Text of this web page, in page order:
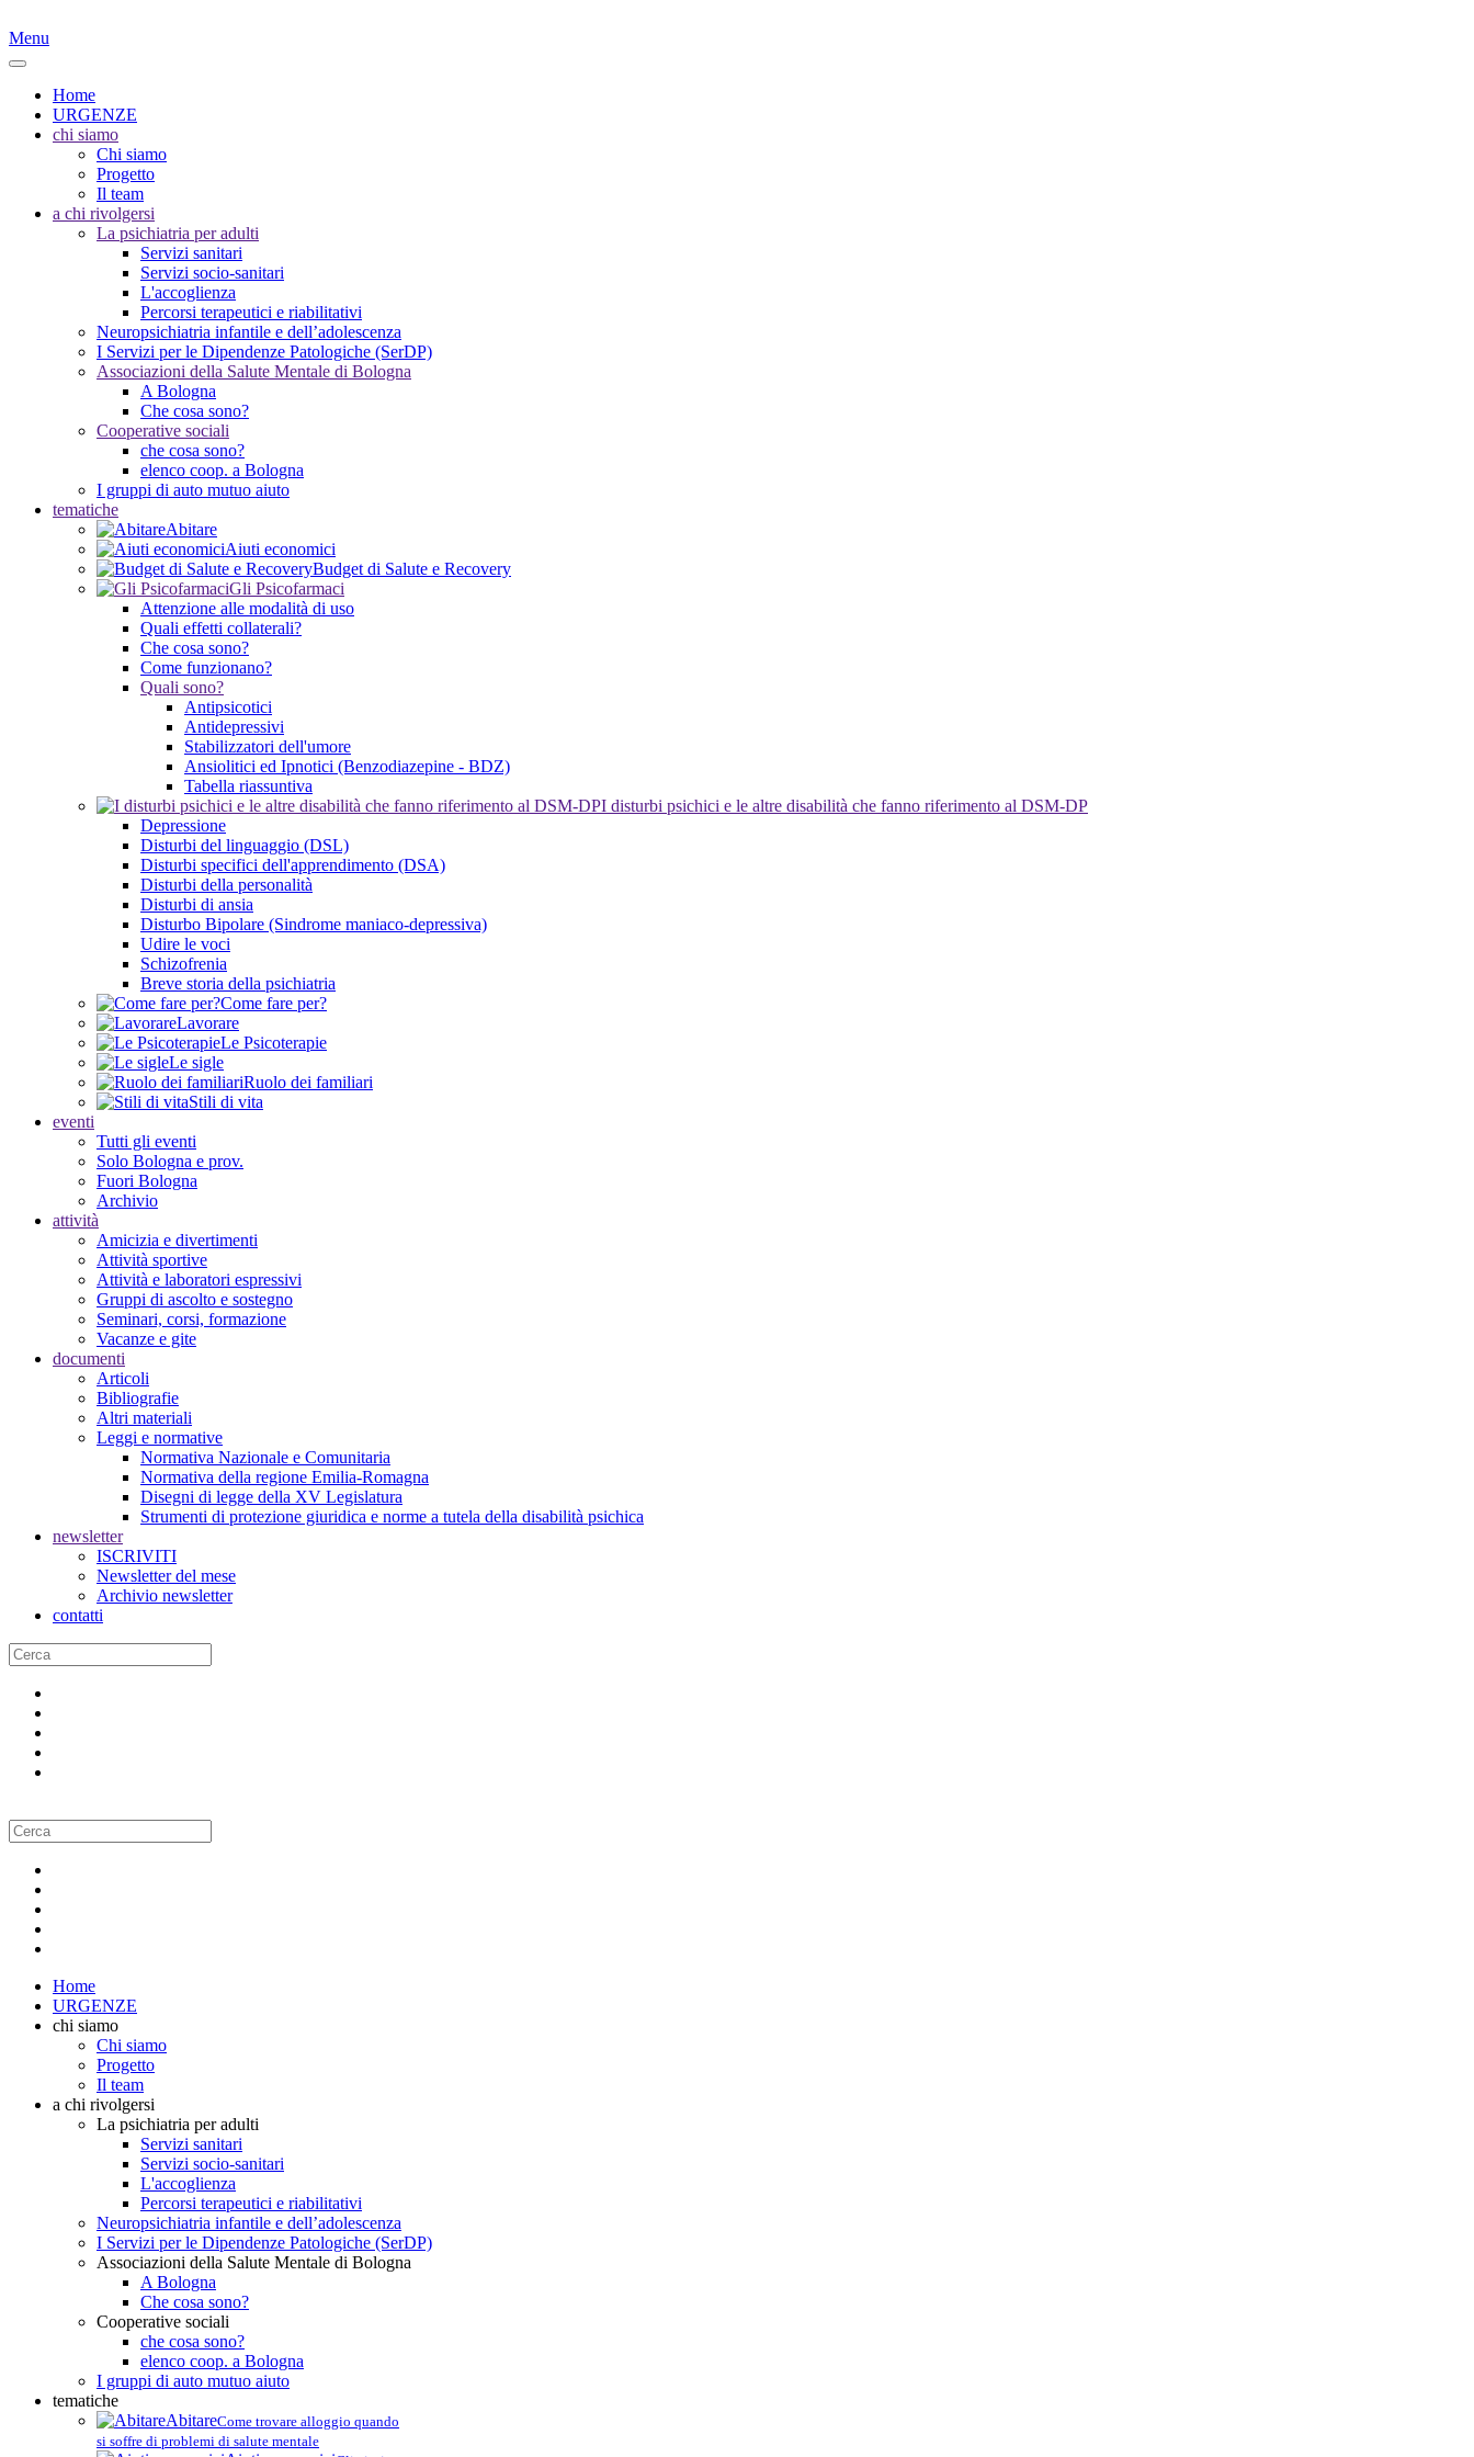
Menu
Home
URGENZE
chi siamo
Chi siamo
Progetto
Il team
a chi rivolgersi
La psichiatria per adulti
Servizi sanitari
Servizi socio-sanitari
L'accoglienza
Percorsi terapeutici e riabilitativi
Neuropsichiatria infantile e dell’adolescenza
I Servizi per le Dipendenze Patologiche (SerDP)
Associazioni della Salute Mentale di Bologna
A Bologna
Che cosa sono?
Cooperative sociali
che cosa sono?
elenco coop. a Bologna
I gruppi di auto mutuo aiuto
tematiche
Abitare
Aiuti economici
Budget di Salute e Recovery
Gli Psicofarmaci
Attenzione alle modalità di uso
Quali effetti collaterali?
Che cosa sono?
Come funzionano?
Quali sono?
Antipsicotici
Antidepressivi
Stabilizzatori dell'umore
Ansiolitici ed Ipnotici (Benzodiazepine - BDZ)
Tabella riassuntiva
I disturbi psichici e le altre disabilità che fanno riferimento al DSM-DP
Depressione
Disturbi del linguaggio (DSL)
Disturbi specifici dell'apprendimento (DSA)
Disturbi della personalità
Disturbi di ansia
Disturbo Bipolare (Sindrome maniaco-depressiva)
Udire le voci
Schizofrenia
Breve storia della psichiatria
Come fare per?
Lavorare
Le Psicoterapie
Le sigle
Ruolo dei familiari
Stili di vita
eventi
Tutti gli eventi
Solo Bologna e prov.
Fuori Bologna
Archivio
attività
Amicizia e divertimenti
Attività sportive
Attività e laboratori espressivi
Gruppi di ascolto e sostegno
Seminari, corsi, formazione
Vacanze e gite
documenti
Articoli
Bibliografie
Altri materiali
Leggi e normative
Normativa Nazionale e Comunitaria
Normativa della regione Emilia-Romagna
Disegni di legge della XV Legislatura
Strumenti di protezione giuridica e norme a tutela della disabilità psichica
newsletter
ISCRIVITI
Newsletter del mese
Archivio newsletter
contatti
Home
URGENZE
chi siamo
Chi siamo
Progetto
Il team
a chi rivolgersi
La psichiatria per adulti
Servizi sanitari
Servizi socio-sanitari
L'accoglienza
Percorsi terapeutici e riabilitativi
Neuropsichiatria infantile e dell’adolescenza
I Servizi per le Dipendenze Patologiche (SerDP)
Associazioni della Salute Mentale di Bologna
A Bologna
Che cosa sono?
Cooperative sociali
che cosa sono?
elenco coop. a Bologna
I gruppi di auto mutuo aiuto
tematiche
AbitareCome trovare alloggio quando
si soffre di problemi di salute mentale